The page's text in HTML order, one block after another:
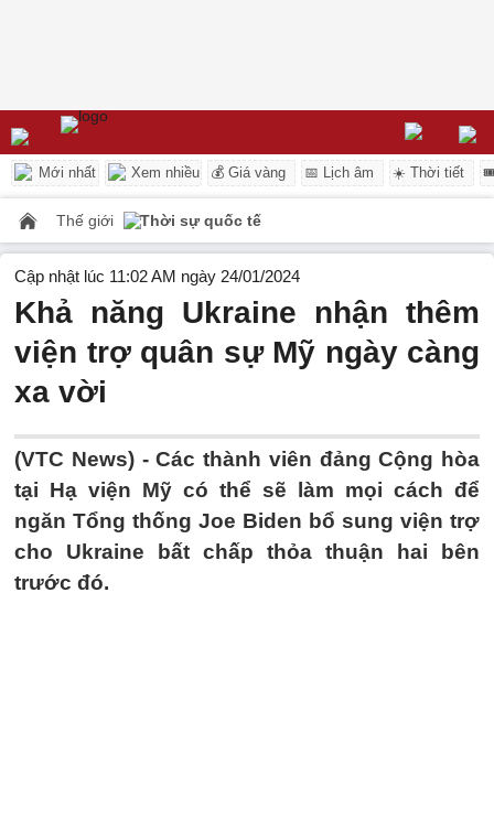
Mới nhất Xem nhiều 💰 Giá vàng 📅 Lịch âm ☀️ Thời tiết
Thế giới Thời sự quốc tế
Cập nhật lúc 11:02 AM ngày 24/01/2024
Khả năng Ukraine nhận thêm
viện trợ quân sự Mỹ ngày càng
xa vời
(VTC News) -Các thành viên đảng Cộng hòa
tại Hạ viện Mỹ có thể sẽ làm mọi cách để
ngăn Tổng thống Joe Biden bổ sung viện trợ
cho Ukraine bất chấp thỏa thuận hai bên
trước đó.